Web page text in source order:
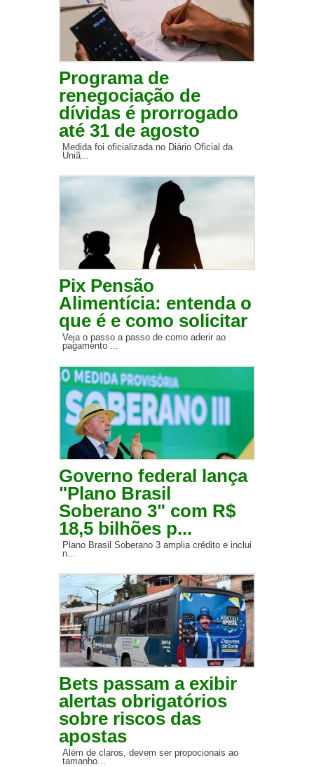
Programa de
renegociação de
dívidas é prorrogado
até 31 de agosto
Medida foi oficializada no Diário Oficial da
Uniã...
Pix Pensão
Alimentícia: entenda o
que é e como solicitar
Veja o passo a passo de como aderir ao
pagamento ...
Governo federal lança
"Plano Brasil
Soberano 3" com R$
18,5 bilhões p...
Plano Brasil Soberano 3 amplia crédito e inclui
n...
Bets passam a exibir
alertas obrigatórios
sobre riscos das
apostas
Além de claros, devem ser propocionais ao
tamanho...